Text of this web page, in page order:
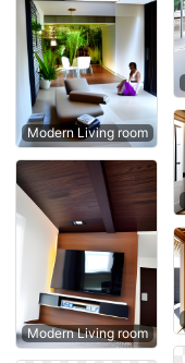
Modern Living room
Modern Living room